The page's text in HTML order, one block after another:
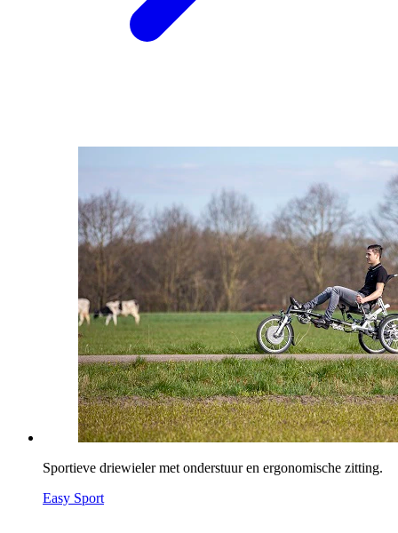
Sportieve driewieler met onderstuur en ergonomische zitting.
Easy Sport